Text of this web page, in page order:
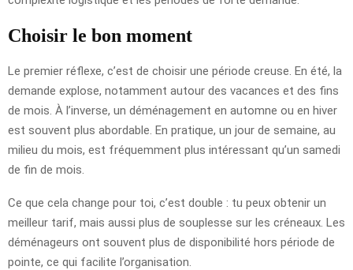
Choisir le bon moment
Le premier réflexe, c’est de choisir une période creuse. En été, la
demande explose, notamment autour des vacances et des fins
de mois. À l’inverse, un déménagement en automne ou en hiver
est souvent plus abordable. En pratique, un jour de semaine, au
milieu du mois, est fréquemment plus intéressant qu’un samedi
de fin de mois.
Ce que cela change pour toi, c’est double : tu peux obtenir un
meilleur tarif, mais aussi plus de souplesse sur les créneaux. Les
déménageurs ont souvent plus de disponibilité hors période de
pointe, ce qui facilite l’organisation.